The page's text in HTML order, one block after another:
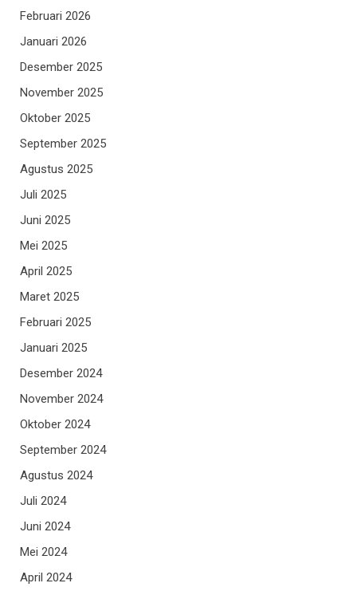
Februari 2026
Januari 2026
Desember 2025
November 2025
Oktober 2025
September 2025
Agustus 2025
Juli 2025
Juni 2025
Mei 2025
April 2025
Maret 2025
Februari 2025
Januari 2025
Desember 2024
November 2024
Oktober 2024
September 2024
Agustus 2024
Juli 2024
Juni 2024
Mei 2024
April 2024